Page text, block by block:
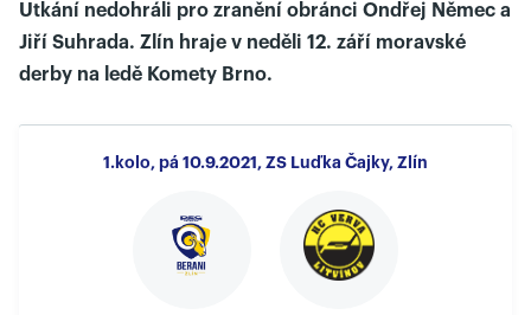
Utkání nedohráli pro zranění obránci Ondřej Němec a
Jiří Suhrada. Zlín hraje v neděli 12. září moravské
derby na ledě Komety Brno.
1.kolo, pá 10.9.2021, ZS Luďka Čajky, Zlín